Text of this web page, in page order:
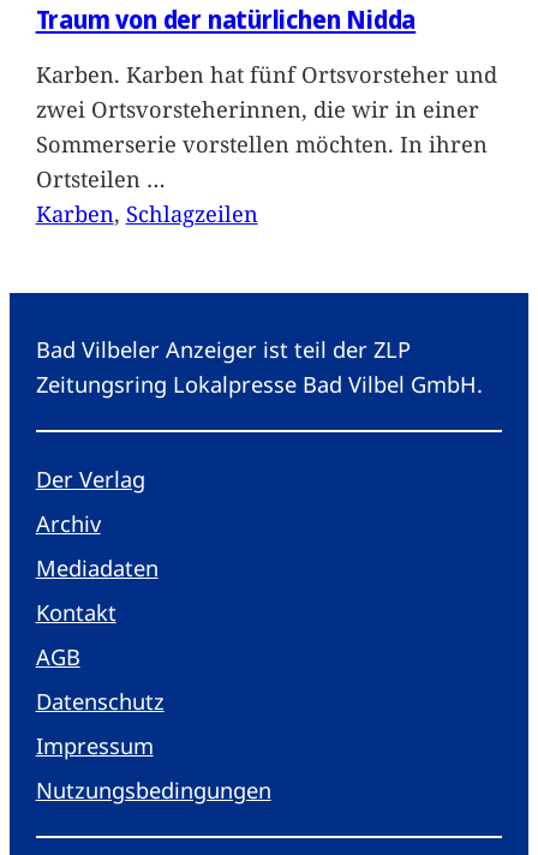
Traum von der natürlichen Nidda
Karben. Karben hat fünf Ortsvorsteher und
zwei Ortsvorsteherinnen, die wir in einer
Sommerserie vorstellen möchten. In ihren
Ortsteilen …
Karben, Schlagzeilen
Bad Vilbeler Anzeiger ist teil der ZLP
Zeitungsring Lokalpresse Bad Vilbel GmbH.
Der Verlag
Archiv
Mediadaten
Kontakt
AGB
Datenschutz
Impressum
Nutzungsbedingungen